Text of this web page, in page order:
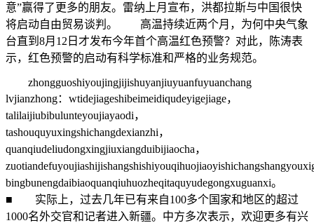
意”赢得了更多的朋友。雷纳上月宣布，洪都拉斯与中国很快
将启动自由贸易谈判。 高温持续近两个月，为何中央气象
台直到8月12日才发布今年首个高温红色预警？对此，陈涛表
示，红色预警的启动有科学标准和严格的业务规范。
zhongguoshiyoujingjijishuyanjiuyuanfuyuanchang
lvjianzhong：wtidejiageshibeimeidiqudeyigejiage，
talilaijiubibulunteyoujiayaodi，
tashouquyuxingshichangdexianzhi，
quanqiudeliudongxingjiuxiangduibijiaocha，
bingbunengdaibiaoquanqiuhuozheqitaquyudegongxuguanxi。
■ 实际上，过去几年已有来自100多个国家和地区的超过
1000名外交官和记者进入新疆。中方多次表示，欢迎更多有兴